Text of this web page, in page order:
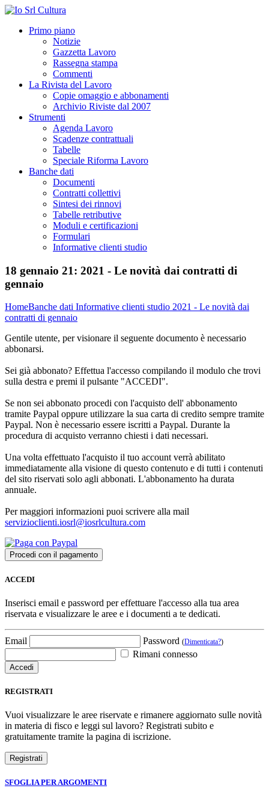
Primo piano
Notizie
Gazzetta Lavoro
Rassegna stampa
Commenti
La Rivista del Lavoro
Copie omaggio e abbonamenti
Archivio Riviste dal 2007
Strumenti
Agenda Lavoro
Scadenze contrattuali
Tabelle
Speciale Riforma Lavoro
Banche dati
Documenti
Contratti collettivi
Sintesi dei rinnovi
Tabelle retributive
Moduli e certificazioni
Formulari
Informative clienti studio
18 gennaio 21: 2021 - Le novità dai contratti di
gennaio
HomeBanche dati Informative clienti studio 2021 - Le novità dai
contratti di gennaio
Gentile utente, per visionare il seguente documento è necessario
abbonarsi.
Sei già abbonato? Effettua l'accesso compilando il modulo che trovi
sulla destra e premi il pulsante "ACCEDI".
Se non sei abbonato procedi con l'acquisto dell' abbonamento
tramite Paypal oppure utilizzare la sua carta di credito sempre tramite
Paypal. Non è necessario essere iscritti a Paypal. Durante la
procedura di acquisto verranno chiesti i dati necessari.
Una volta effettuato l'acquisto il tuo account verrà abilitato
immediatamente alla visione di questo contenuto e di tutti i contenuti
del sito riservati solo agli abbonati. L'abbonamento ha durata
annuale.
Per maggiori informazioni puoi scrivere alla mail
servizioclienti.iosrl@iosrlcultura.com
ACCEDI
Inserisci email e password per effettuare l'accesso alla tua area
riservata e visualizzare le aree e i documenti a te dedicati.
Email Password (Dimenticata?)
Rimani connesso
REGISTRATI
Vuoi visualizzare le aree riservate e rimanere aggiornato sulle novità
in materia di fisco e leggi sul lavoro? Registrati subito e
gratuitamente tramite la pagina di iscrizione.
SFOGLIA PER ARGOMENTI